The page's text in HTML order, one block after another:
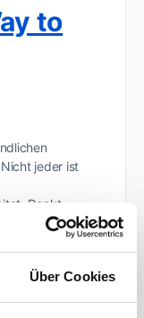
Über Cookies
to
jeder ist
Denkt…
Kommentar